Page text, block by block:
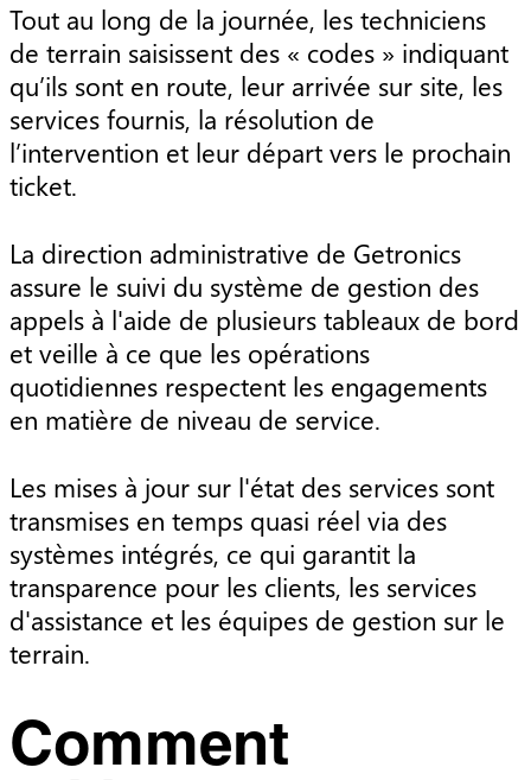
Tout au long de la journée, les techniciens
de terrain saisissent des « codes » indiquant
qu’ils sont en route, leur arrivée sur site, les
services fournis, la résolution de
l’intervention et leur départ vers le prochain
ticket.
La direction administrative de Getronics
assure le suivi du système de gestion des
appels à l'aide de plusieurs tableaux de bord
et veille à ce que les opérations
quotidiennes respectent les engagements
en matière de niveau de service.
Les mises à jour sur l'état des services sont
transmises en temps quasi réel via des
systèmes intégrés, ce qui garantit la
transparence pour les clients, les services
d'assistance et les équipes de gestion sur le
terrain.
Comment